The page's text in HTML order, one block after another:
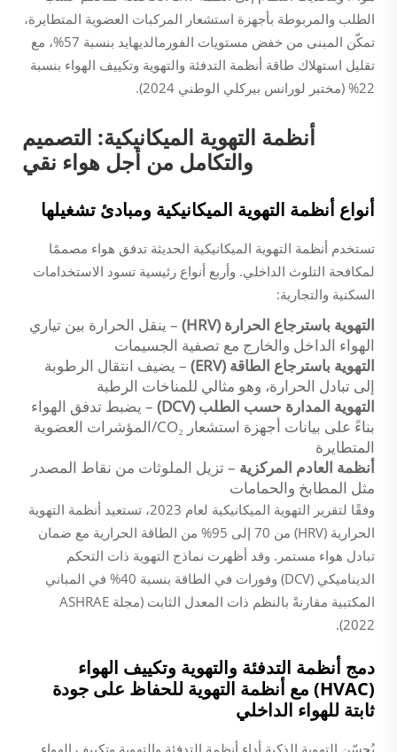
الطلب والمربوطة بأجهزة استشعار المركبات العضوية المتطايرة،
تمكّن المبنى من خفض مستويات الفورمالديهايد بنسبة 57%، مع
تقليل استهلاك طاقة أنظمة التدفئة والتهوية وتكييف الهواء بنسبة
22% (مختبر لورانس بيركلي الوطني 2024).
أنظمة التهوية الميكانيكية: التصميم
والتكامل من أجل هواء نقي
أنواع أنظمة التهوية الميكانيكية ومبادئ تشغيلها
تستخدم أنظمة التهوية الميكانيكية الحديثة تدفق هواء مصممًا
لمكافحة التلوث الداخلي. وأربع أنواع رئيسية تسود الاستخدامات
السكنية والتجارية:
التهوية باسترجاع الحرارة (HRV)
– ينقل الحرارة بين تياري
الهواء الداخل والخارج مع تصفية الجسيمات
التهوية باسترجاع الطاقة (ERV)
– يضيف انتقال الرطوبة
إلى تبادل الحرارة، وهو مثالي للمناخات الرطبة
التهوية المدارة حسب الطلب (DCV)
– يضبط تدفق الهواء
بناءً على بيانات أجهزة استشعار CO₂/المؤشرات العضوية
المتطايرة
أنظمة العادم المركزية – تزيل الملوثات من نقاط المصدر
مثل المطابخ والحمامات
وفقًا لتقرير التهوية الميكانيكية لعام 2023، تستعيد أنظمة التهوية
الحرارية (HRV) من 70 إلى 95% من الطاقة الحرارية مع ضمان
تبادل هواء مستمر. وقد أظهرت نماذج التهوية ذات التحكم
الديناميكي (DCV) وفورات في الطاقة بنسبة 40% في المباني
المكتبية مقارنةً بالنظم ذات المعدل الثابت (مجلة ASHRAE
2022).
دمج أنظمة التدفئة والتهوية وتكييف الهواء
(HVAC) مع أنظمة التهوية للحفاظ على جودة
ثابتة للهواء الداخلي
يُحسّن التهوية الذكية أداء أنظمة التدفئة والتهوية وتكييف الهواء